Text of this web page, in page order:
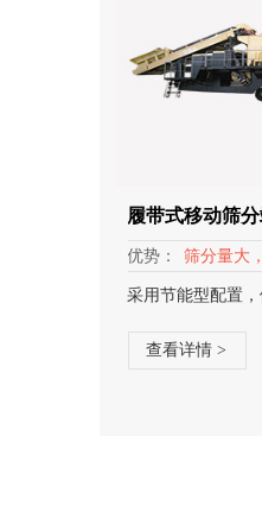
履带式移动筛
优势： 筛分量大
采用节能型配置
查看详情 >